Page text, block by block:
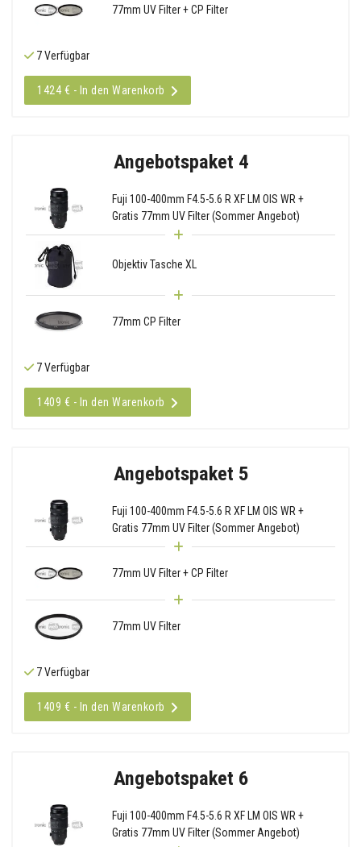
77mm UV Filter + CP Filter
7 Verfügbar
1424 € - In den Warenkorb
Angebotspaket 4
Fuji 100-400mm F4.5-5.6 R XF LM OIS WR +
Gratis 77mm UV Filter (Sommer Angebot)
Objektiv Tasche XL
77mm CP Filter
7 Verfügbar
1409 € - In den Warenkorb
Angebotspaket 5
Fuji 100-400mm F4.5-5.6 R XF LM OIS WR +
Gratis 77mm UV Filter (Sommer Angebot)
77mm UV Filter + CP Filter
77mm UV Filter
7 Verfügbar
1409 € - In den Warenkorb
Angebotspaket 6
Fuji 100-400mm F4.5-5.6 R XF LM OIS WR +
Gratis 77mm UV Filter (Sommer Angebot)